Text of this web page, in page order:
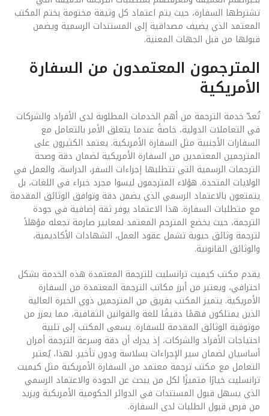
تشترطها السفارة، حيث يتم اعتماد كل وثيقة مختومة بختم المكتب
المعتمد الذي يضيف مصداقية إلى المستندات الرسمية ويضمن
قبولها من قبل الجهات المعنية.
المترجمون المعتمدون من السفارة
الأمريكية
تُعدّ خدمة الترجمة من أهم الخدمات المطلوبة لدى الأفراد والشركات
في التعاملات الدولية، خاصةً عندما يتعلق الأمر بالتعامل مع
السفارات الأجنبية مثل السفارة الأمريكية. يعتمد الكثيرون على
المترجمين المعتمدين من السفارة الأمريكية لضمان دقة وصحة
الترجمات الرسمية التي تتطلبها إجراءات السفر، الدراسة، والعمل في
الولايات المتحدة. هؤلاء المترجمون ليسوا مجرد خبراء في اللغات، بل
يتمتعون بالاعتماد الرسمي الذي يضمن دقة وتوافق الوثائق المقدمة
مع متطلبات السفارة. هذا الاعتماد يوفر ثقة إضافية في جودة
الترجمة، حيث يخضع المترجم المعتمد لمعايير صارمة تجعله مؤهلاً
لترجمة وثائق حيوية تشمل عقود العمل، الشهادات الأكاديمية،
والوثائق القانونية.
يقدم مكتب كيميت ترانسليت للترجمة المعتمدة هذه الخدمة بشكل
احترافي، ويعتبر من أبرز مكاتب الترجمة المعتمدة من السفارة
الأمريكية. يتميز المكتب بفريق من المترجمين ذوي الخبرة العالية
الذين يمتلكون فهمًا دقيقًا للغة والقوانين الثقافية، مما يعزز من
موثوقية الوثائق المقدمة للسفارة. يسعى المكتب إلى تلبية
احتياجات الأفراد والشركات، إذ يدرك أن دقة وسرعة الترجمة أمران
أساسيان لضمان سير الإجراءات بسلاسة ودون تأخير. لهذا، يُعتبر
التعامل مع مكتب ترجمة معتمد من السفارة الأمريكية مثل كيميت
ترانسليت خيارًا متميزًا لكل من يبحث عن الجودة والاعتماد الرسمي
الذي يسهل قبول المستندات في الدوائر الحكومية الأمريكية ويزيد
من فرص قبول الطلبات لدى السفارة.